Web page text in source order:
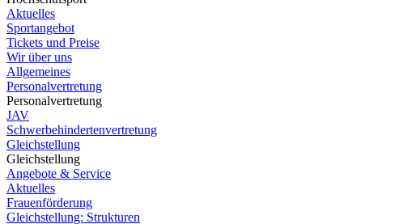
Aktuelles
Sportangebot
Tickets und Preise
Wir über uns
Allgemeines
Personalvertretung
Personalvertretung
JAV
Schwerbehindertenvertretung
Gleichstellung
Gleichstellung
Angebote & Service
Aktuelles
Frauenförderung
Gleichstellung: Strukturen